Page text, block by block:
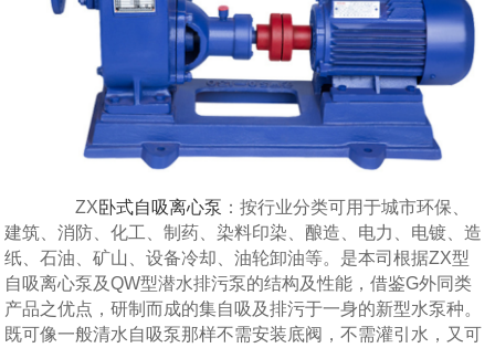
ZX卧式自吸离心泵 ：按行业分类可用于城市环保、
建筑、消防、化工、制药、染料印染、酿造、电力、电镀、造
纸、石油、矿山、设备冷却、油轮卸油等。是本司根据ZX型
自吸离心泵及QW型潜水排污泵的结构及性能，借鉴G外同类
产品之优点，研制而成的集自吸及排污于一身的新型水泵种。
既可像一般清水自吸泵那样不需安装底阀，不需灌引水，又可